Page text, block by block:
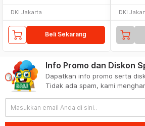
DKI Jakarta
Beli Sekarang
DKI
Info Promo dan Diskon
Dapatkan info promo serta
Tidak ada spam, kami